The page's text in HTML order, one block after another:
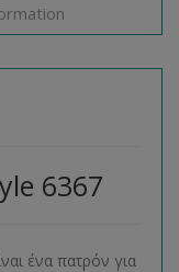
6367
ένα πατρόν για